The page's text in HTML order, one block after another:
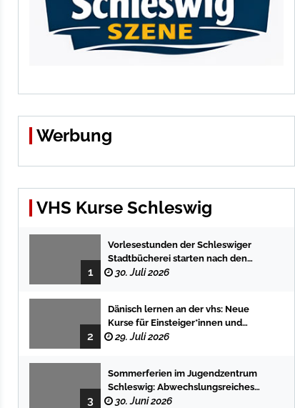
Werbung
VHS Kurse Schleswig
1
Vorlesestunden der Schleswiger
Stadtbücherei starten nach den
Sommerferien mit spannenden
30. Juli 2026
2
Dänisch lernen an der vhs: Neue
Kurse für Einsteiger*innen und
Fortgeschrittene
29. Juli 2026
3
Sommerferien im Jugendzentrum
Schleswig: Abwechslungsreiches
Programm für Kinder und Jugendliche
30. Juni 2026